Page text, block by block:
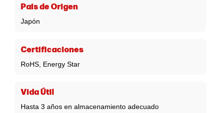
País de Origen
Japón
Certificaciones
RoHS, Energy Star
Vida Útil
Hasta 3 años en almacenamiento adecuado